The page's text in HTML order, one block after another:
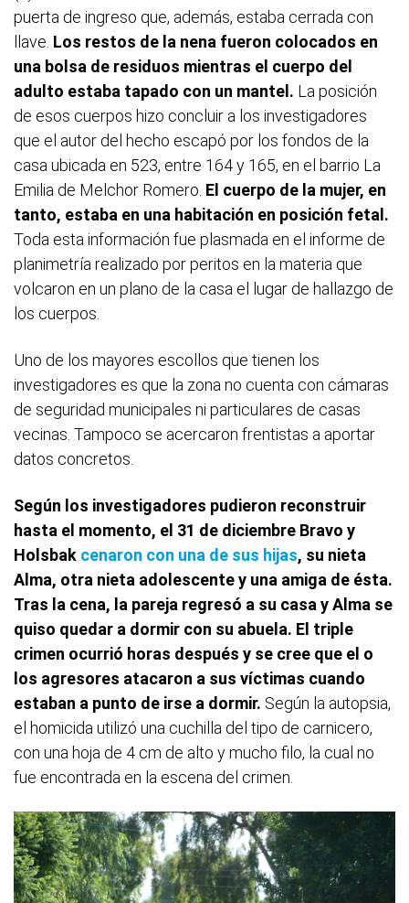
puerta de ingreso que, además, estaba cerrada con
llave. Los restos de la nena fueron colocados en
una bolsa de residuos mientras el cuerpo del
adulto estaba tapado con un mantel. La posición
de esos cuerpos hizo concluir a los investigadores
que el autor del hecho escapó por los fondos de la
casa ubicada en 523, entre 164 y 165, en el barrio La
Emilia de Melchor Romero. El cuerpo de la mujer, en
tanto, estaba en una habitación en posición fetal.
Toda esta información fue plasmada en el informe de
planimetría realizado por peritos en la materia que
volcaron en un plano de la casa el lugar de hallazgo de
los cuerpos.
Uno de los mayores escollos que tienen los
investigadores es que la zona no cuenta con cámaras
de seguridad municipales ni particulares de casas
vecinas. Tampoco se acercaron frentistas a aportar
datos concretos.
Según los investigadores pudieron reconstruir
hasta el momento, el 31 de diciembre Bravo y
Holsbak cenaron con una de sus hijas, su nieta
Alma, otra nieta adolescente y una amiga de ésta.
Tras la cena, la pareja regresó a su casa y Alma se
quiso quedar a dormir con su abuela. El triple
crimen ocurrió horas después y se cree que el o
los agresores atacaron a sus víctimas cuando
estaban a punto de irse a dormir. Según la autopsia,
el homicida utilizó una cuchilla del tipo de carnicero,
con una hoja de 4 cm de alto y mucho filo, la cual no
fue encontrada en la escena del crimen.